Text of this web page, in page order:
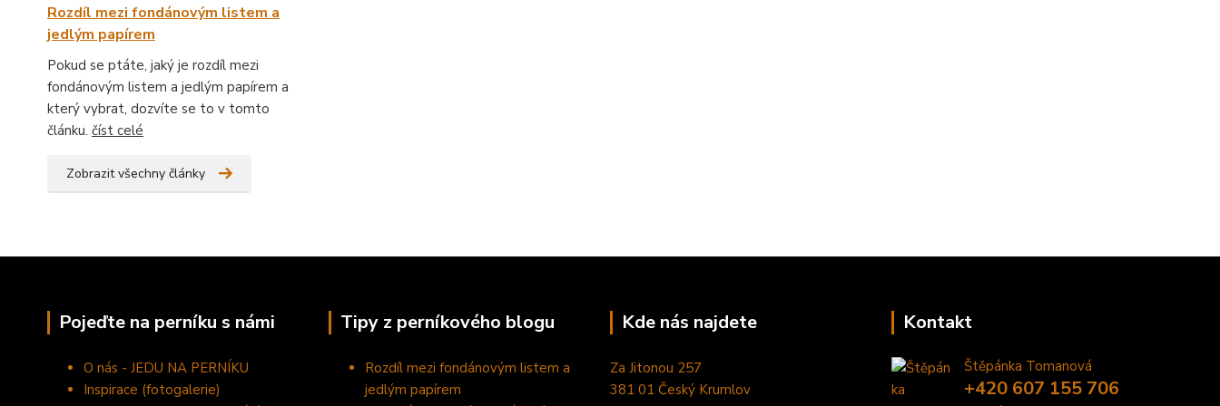
Rozdíl mezi fondánovým listem a
jedlým papírem
Pokud se ptáte, jaký je rozdíl mezi
fondánovým listem a jedlým papírem a
který vybrat, dozvíte se to v tomto
článku. číst celé
Zobrazit všechny články
Pojeďte na perníku s námi
O nás - JEDU NA PERNÍKU
Inspirace (fotogalerie)
Tipy z perníkového blogu
Rozdíl mezi fondánovým listem a
jedlým papírem
Kde nás najdete
Za Jitonou 257
381 01 Český Krumlov
Kontakt
Štěpánka Tomanová
+420 607 155 706